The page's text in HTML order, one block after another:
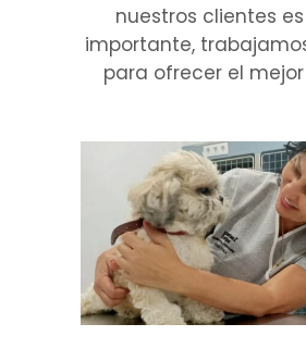
nuestros clientes
importante,
para ofrecer el